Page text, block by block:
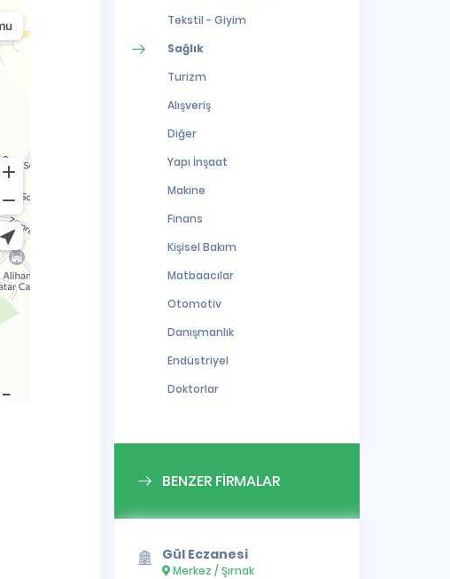
Tekstil - Giyim
Sağlık
Turizm
Alışveriş
Diğer
Yapı İnşaat
Makine
Finans
Kişisel Bakım
Matbaacılar
Otomotiv
Danışmanlık
Endüstriyel
Doktorlar
BENZER FİRMALAR
Gül Eczanesi
Merkez / Şırnak